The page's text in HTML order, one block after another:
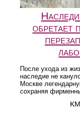
обретает
После ухода из
наследие не
Москве
сохраняя